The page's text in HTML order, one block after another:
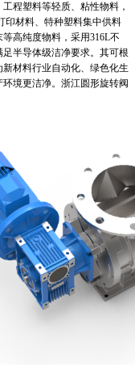
程塑料等轻质、粘性物料，
印材料、特种塑料集中供料
高纯度物料，采用316L不
半导体级洁净要求。其可根
材料行业自动化、绿色化生
境更洁净。浙江圆形旋转阀